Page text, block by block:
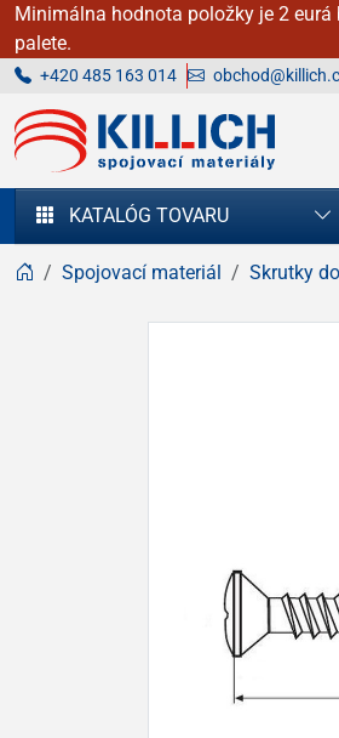
Minimálna hodnota položky je 2
palete.
+420 485 163 014
KILLICH - Spojovacie materiály
KATALÓG TOVARU
Spojovací materiál Skrutky